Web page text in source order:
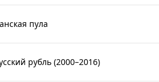
пула
рубль (2000–2016)